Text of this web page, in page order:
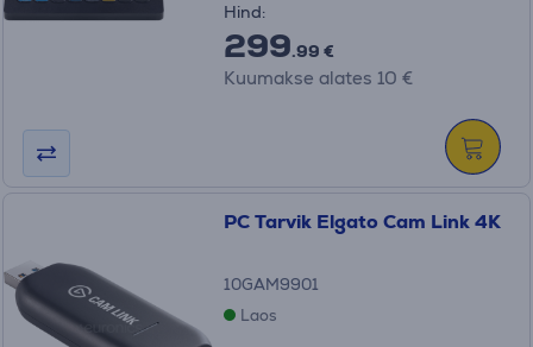
Hind:
299.99 €
Kuumakse alates 10 €
PC Tarvik Elgato Cam Link 4K
10GAM9901
Laos